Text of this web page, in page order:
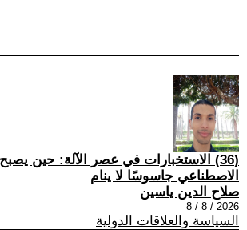
(36) الاستخبارات في عصر الآلة: حين يصبح
الاصطناعي جاسوسًا لا ينام
صلاح الدين ياسين
2026 / 8 / 8
السياسة والعلاقات الدولية